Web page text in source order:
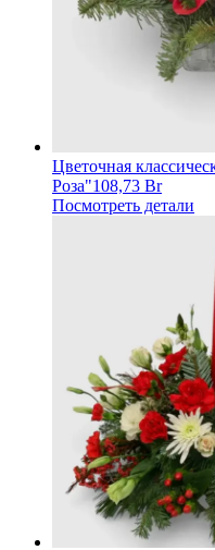
Цветочная
Роза"108,73 Br
Посмотреть детали